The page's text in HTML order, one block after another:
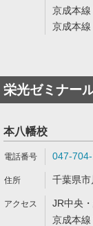
京成本
京成本
栄光ゼミナー
本八幡校
047-
千葉県
JR中央
京成本